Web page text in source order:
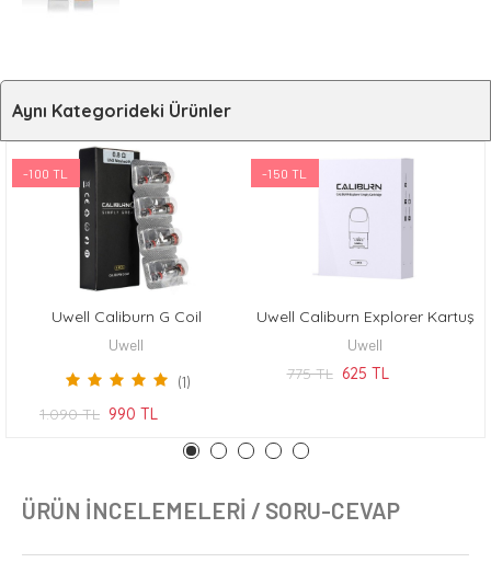
Aynı Kategorideki Ürünler
-100 TL
SEPETE EKLE
Uwell Caliburn G Coil
Uwell
(1)
1.090 TL 990 TL
-150 TL
SEPETE EKLE
Uwell Caliburn Explorer Kartuş
Uwell
775 TL 625 TL
ÜRÜN İNCELEMELERI / SORU-CEVAP